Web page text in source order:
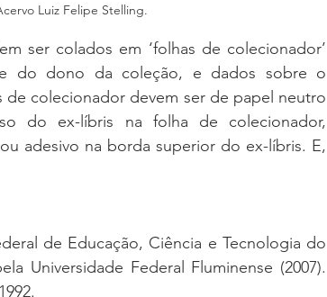
Luiz Felipe Stelling.
ser colados em ‘folhas de colecionador’
do dono da coleção, e dados sobre o
de colecionador devem ser de papel neutro
do ex-líbris na folha de colecionador,
adesivo na borda superior do ex-líbris. E,
de Educação, Ciência e Tecnologia do
Universidade Federal Fluminense (2007).